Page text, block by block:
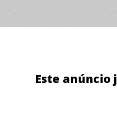
Este anúncio